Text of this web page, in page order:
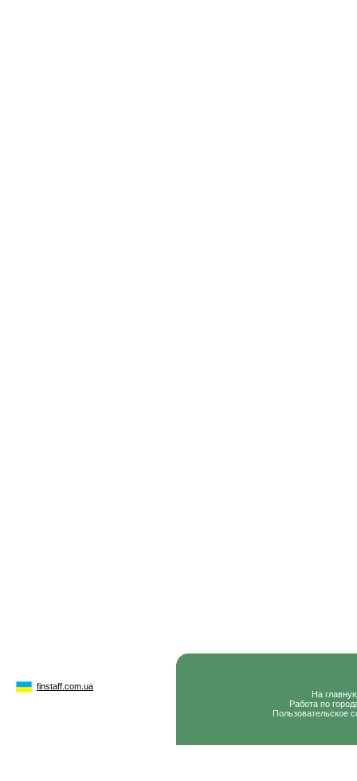
finstaff.com.ua
На
Работа по
Пользовательское